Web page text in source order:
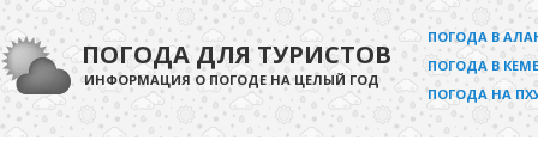
ПОГОДА ДЛЯ ТУРИСТОВ
ИНФОРМАЦИЯ О ПОГОДЕ НА ЦЕЛЫЙ ГОД
ПОГОДА В
ПОГОДА В
ПОГОДА НА